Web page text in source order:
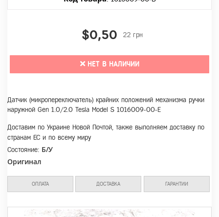
$0,50 22 грн
НЕТ В НАЛИЧИИ
Датчик (микропереключатель) крайних положений механизма ручки
наружной Gen 1.0/2.0 Tesla Model S 1016009-00-E
Доставим по Украине Новой Почтой, также выполняем доставку по
странам ЕС и по всему миру
Состояние: Б/У
Оригинал
ОПЛАТА ДОСТАВКА ГАРАНТИИ